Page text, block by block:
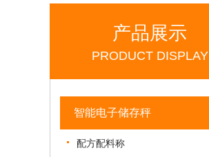
产品展示
PRODUCT DISPLAY
智能电子储存秤
配方配料称